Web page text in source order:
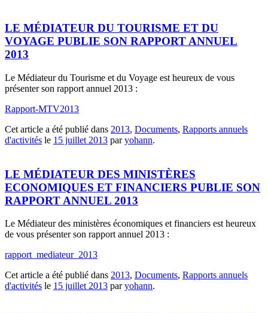
LE MÉDIATEUR DU TOURISME ET DU
VOYAGE PUBLIE SON RAPPORT ANNUEL
2013
Le Médiateur du Tourisme et du Voyage est heureux de vous
présenter son rapport annuel 2013 :
Rapport-MTV2013
Cet article a été publié dans 2013, Documents, Rapports annuels
d'activités le 15 juillet 2013 paryohann.
LE MÉDIATEUR DES MINISTÈRES
ECONOMIQUES ET FINANCIERS PUBLIE SON
RAPPORT ANNUEL 2013
Le Médiateur des ministères économiques et financiers est heureux
de vous présenter son rapport annuel 2013 :
rapport_mediateur_2013
Cet article a été publié dans 2013, Documents, Rapports annuels
d'activités le 15 juillet 2013 paryohann.